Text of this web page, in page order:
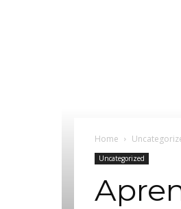
Home
Uncategorized